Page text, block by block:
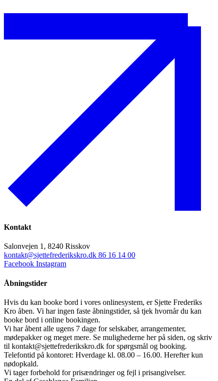
Kontakt
Salonvejen 1, 8240 Risskov
kontakt@sjettefrederikskro.dk 86 16 14 00
Facebook Instagram
Åbningstider
Hvis du kan booke bord i vores onlinesystem, er Sjette Frederiks
Kro åben. Vi har ingen faste åbningstider, så tjek hvornår du kan
booke bord i online bookingen.
Vi har åbent alle ugens 7 dage for selskaber, arrangementer,
mødepakker og meget mere. Se mulighederne her på siden, og skriv
til kontakt@sjettefrederikskro.dk for spørgsmål og booking.
Telefontid på kontoret: Hverdage kl. 08.00 – 16.00. Herefter kun
nødopkald.
Vi tager forbehold for prisændringer og fejl i prisangivelser.